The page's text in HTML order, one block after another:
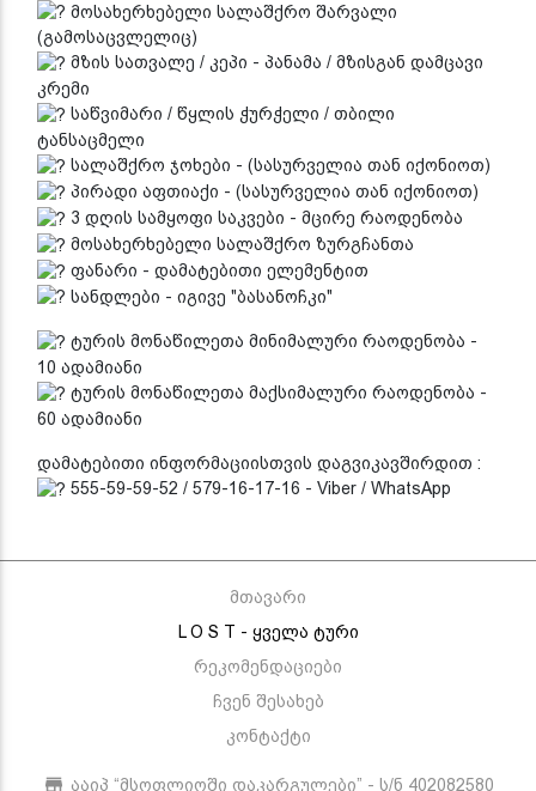
მოსახერხებელი სალაშქრო შარვალი
(გამოსაცვლელიც)
მზის სათვალე / კეპი - პანამა / მზისგან დამცავი
კრემი
საწვიმარი / წყლის ჭურჭელი / თბილი
ტანსაცმელი
სალაშქრო ჯოხები - (სასურველია თან იქონიოთ)
პირადი აფთიაქი - (სასურველია თან იქონიოთ)
3 დღის სამყოფი საკვები - მცირე რაოდენობა
მოსახერხებელი სალაშქრო ზურგჩანთა
ფანარი - დამატებითი ელემენტით
სანდლები - იგივე "ბასანოჩკი"
ტურის მონაწილეთა მინიმალური რაოდენობა -
10 ადამიანი
ტურის მონაწილეთა მაქსიმალური რაოდენობა -
60 ადამიანი
დამატებითი ინფორმაციისთვის დაგვიკავშირდით :
555-59-59-52 / 579-16-17-16 - Viber / WhatsApp
მთავარი
L O S T - ყველა ტური
რეკომენდაციები
ჩვენ შესახებ
კონტაქტი
ააიპ “მსოფლიოში დაკარგულები” - ს/ნ 402082580